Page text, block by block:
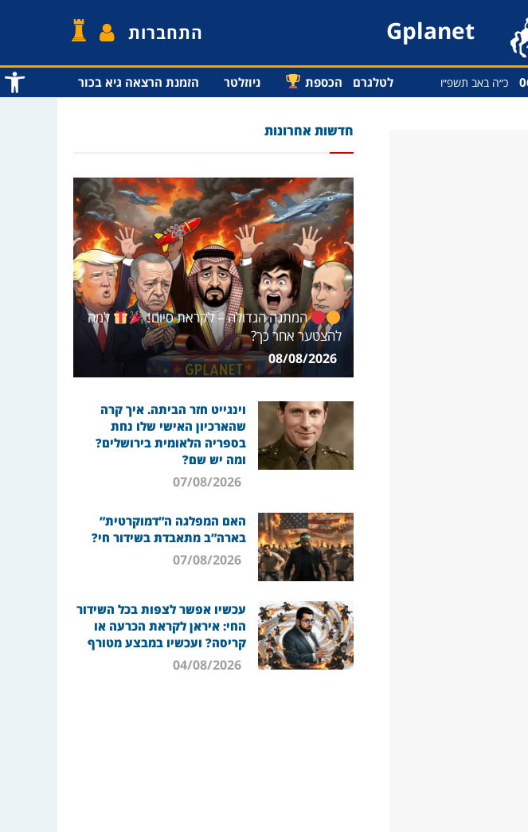
פתח
Gplanet התחברות
כ״ה באב תשפ״ו לטלגרם הכספת ניוזלטר הזמנת הרצאה גיא בכור
חדשות אחרונות
המתנה הגדולה – לקראת סיום!
למה
להצטער אחר כך?
08/08/2026
וינגייט חזר הביתה. איך קרה
שהארכיון האישי שלו נחת
בספריה הלאומית בירושלים?
ומה יש שם?
07/08/2026
האם המפלגה ה”דמוקרטית”
בארה”ב מתאבדת בשידור חי?
07/08/2026
עכשיו אפשר לצפות בכל השידור
החי: איראן לקראת הכרעה או
קריסה? ועכשיו במבצע מטורף
04/08/2026